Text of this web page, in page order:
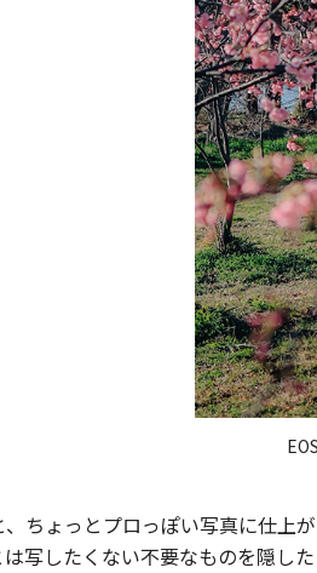
ちょっとプロっぽい写真に仕上
写したくない不要なものを隠し